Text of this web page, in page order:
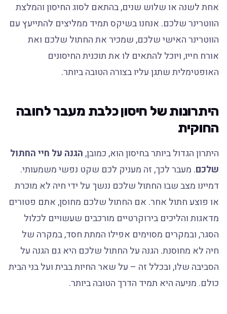
אחת לשנה או שלוש שנים, בהתאם לסוג החיסון והמלצת
הווטרינר שלכם. אנחנו בשיקס תמיד ממליצים להתייעץ עם
הווטרינר האישי שלכם, שמכיר את החתול שלכם ואת
אורח חייו, ויוכל להתאים לו את תוכנית החיסונים
האופטימלית שתגן עליו בצורה הטובה ביותר.
היתרונות של חיסון כלבת מעבר לחובה
החוקית
היתרון הגדול ביותר בחיסון הוא, כמובן,הגנה על חיי החתול
שלכם. מעבר לכך, זה מעניק לכם שקט נפשי משמעותי.
דמיינו מצב שבו החתול שלכם ננשך על ידי חיה לא מוכרת
או פוצע חתול אחר. אם החתול שלכם מחוסן, אתם פטורים
מדאגות והליכים בירוקרטיים מורכבים שעשויים לכלול
הסגר, ובמקרים מסוימים אפילו המתת חסד, במקרה של
חיה לא מחוסנת. הגנה על החתול שלכם היא גם הגנה על
הסביבה שלו, ובכלל זה – על שאר החיות בבית ועל בני הבית
כולם. מניעה היא תמיד הדרך הטובה ביותר.